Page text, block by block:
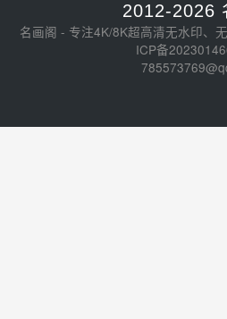
2012-2026
名画阁 - 专注4K/8K超高清无水印、
ICP备